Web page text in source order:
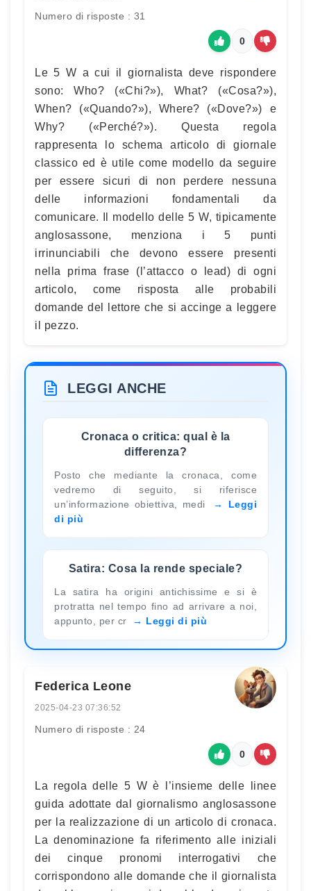
Numero di risposte : 31
0
Le 5 W a cui il giornalista deve rispondere
sono: Who? («Chi?»), What? («Cosa?»),
When? («Quando?»), Where? («Dove?») e
Why? («Perché?»). Questa regola
rappresenta lo schema articolo di giornale
classico ed è utile come modello da seguire
per essere sicuri di non perdere nessuna
delle informazioni fondamentali da
comunicare. Il modello delle 5 W, tipicamente
anglosassone, menziona i 5 punti
irrinunciabili che devono essere presenti
nella prima frase (l’attacco o lead) di ogni
articolo, come risposta alle probabili
domande del lettore che si accinge a leggere
il pezzo.
LEGGI ANCHE
Cronaca o critica: qual è la
differenza?
Posto che mediante la cronaca, come
vedremo di seguito, si riferisce
un’informazione obiettiva, medi
Leggi
di più
Satira: Cosa la rende speciale?
La satira ha origini antichissime e si è
protratta nel tempo fino ad arrivare a noi,
appunto, per cr
Leggi di più
Federica Leone
2025-04-23 07:36:52
Numero di risposte : 24
0
La regola delle 5 W è l’insieme delle linee
guida adottate dal giornalismo anglosassone
per la realizzazione di un articolo di cronaca.
La denominazione fa riferimento alle iniziali
dei cinque pronomi interrogativi che
corrispondono alle domande che il giornalista